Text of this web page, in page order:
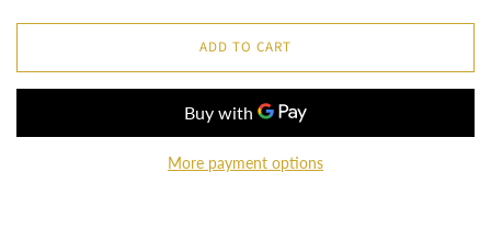
ADD TO CART
More payment options